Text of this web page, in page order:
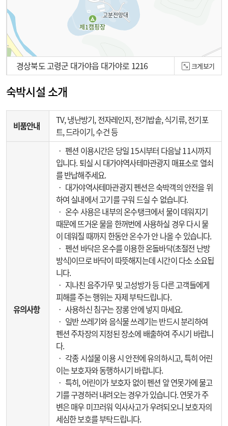
100m
경상북도 고령군 대가야읍 대가야로 1216 크게보기
숙박시설 소개
비품안내
TV, 냉난방기, 전자레인지, 전기밥솥, 식기류, 전기포
트, 드라이기, 수건 등
유의사항
‧ 펜션 이용시간은 당일 15시부터 다음날 11시까지
입니다. 퇴실 시 대가야역사테마관광지 매표소로 열쇠
를 반납해주세요.
‧ 대가야역사테마관광지 펜션은 숙박객의 안전을 위
하여 실내에서 고기를 구워 드실 수 없습니다.
‧ 온수 사용은 내부의 온수탱크에서 물이 데워지기
때문에 뜨거운 물을 한꺼번에 사용하실 경우 다시 물
이 데워질 때까지 한동안 온수가 안 나올 수 있습니다.
‧ 펜션 바닥은 온수를 이용한 온돌바닥(초절전 난방
방식)이므로 바닥이 따뜻해지는데 시간이 다소 소요됩
니다.
‧ 지나친 음주가무 및 고성방가 등 다른 고객들에게
피해를 주는 행위는 자제 부탁드립니다.
‧ 사용하신 침구는 장롱 안에 넣지 마세요.
‧ 일반 쓰레기와 음식물 쓰레기는 반드시 분리하여
펜션 주차장의 지정된 장소에 배출하여 주시기 바랍니
다.
‧ 각종 시설물 이용 시 안전에 유의하시고, 특히 어린
이는 보호자와 동행하시기 바랍니다.
‧ 특히, 어린이가 보호자 없이 펜션 앞 연못가에 물고
기를 구경하러 내려오는 경우가 있습니다. 연못가 주
변은 매우 미끄러워 익사사고가 우려되오니 보호자의
세심한 보호를 부탁드립니다.